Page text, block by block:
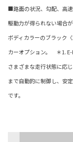
■路面の状況、勾配、高
駆動力が得られない場合
ボディカラーのブラック
カーオプション。 ＊1. E-
さまざまな走行状態に応
まで自動的に制御し、安
です。